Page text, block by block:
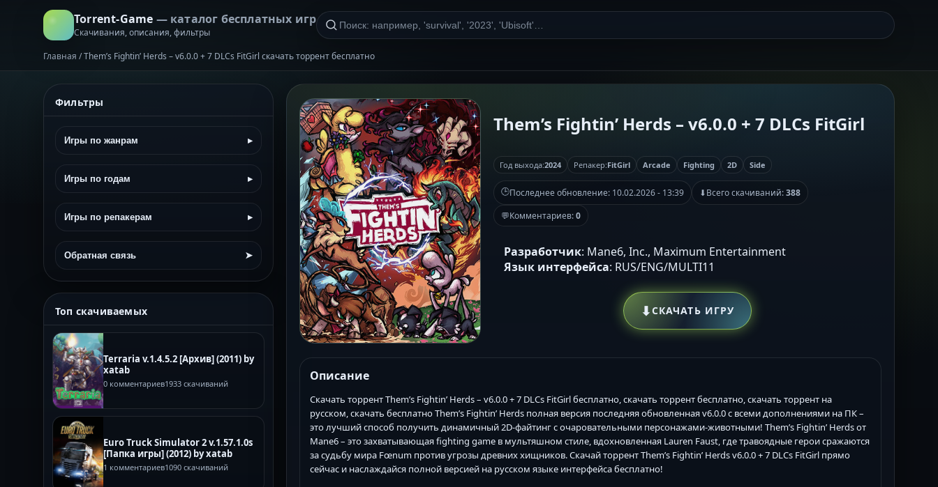
Torrent-Game — каталог бесплатных игр
Скачивания, описания, фильтры
Главная /Them’s Fightin’ Herds – v6.0.0 + 7 DLCs FitGirl скачать торрент бесплатно
Фильтры
Игры по жанрам ▸
Игры по годам ▸
Игры по репакерам ▸
Обратная связь ➤
Топ скачиваемых
Terraria v.1.4.5.2 [Архив] (2011) by
xatab
0 комментариев1933 скачиваний
Euro Truck Simulator 2 v.1.57.1.0s
[Папка игры] (2012) by xatab
1 комментариев1090 скачиваний
Them’s Fightin’ Herds – v6.0.0 + 7 DLCs FitGirl
Год выхода:2024 Репакер:FitGirl Arcade Fighting 2D Side
🕒Последнее обновление: 10.02.2026 - 13:39 ⬇Всего скачиваний:388
💬Комментариев:0
Разработчик: Mane6, Inc., Maximum Entertainment
Язык интерфейса: RUS/ENG/MULTI11
⬇СКАЧАТЬ ИГРУ
Описание
Скачать торрент Them’s Fightin’ Herds – v6.0.0 + 7 DLCs FitGirl бесплатно, скачать торрент бесплатно, скачать торрент на
русском, скачать бесплатно Them’s Fightin’ Herds полная версия последняя обновленная v6.0.0 с всеми дополнениями на ПК –
это лучший способ получить динамичный 2D-файтинг с очаровательными персонажами-животными! Them’s Fightin’ Herds от
Mane6 – это захватывающая fighting game в мультяшном стиле, вдохновленная Lauren Faust, где травоядные герои сражаются
за судьбу мира Fœnum против угрозы древних хищников. Скачай торрент Them’s Fightin’ Herds v6.0.0 + 7 DLCs FitGirl прямо
сейчас и наслаждайся полной версией на русском языке интерфейса бесплатно!